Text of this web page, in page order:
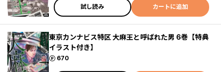
試し読み カートに追加
東京カンナビス特区 大麻王と呼ばれた男 6巻【特典
イラスト付き】
670
ポイント